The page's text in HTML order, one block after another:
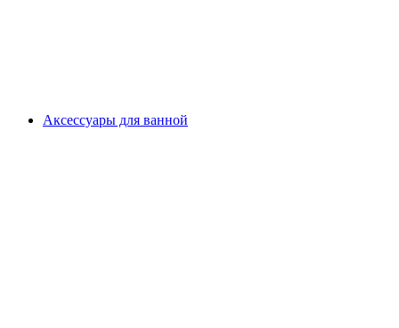
Аксессуары для ванной